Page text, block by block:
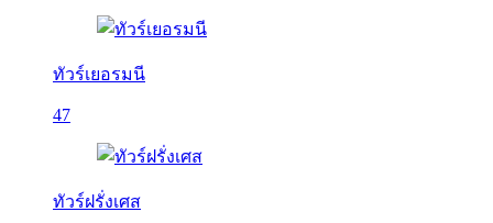
ทัวร์เยอรมนี
47
ทัวร์ฝรั่งเศส